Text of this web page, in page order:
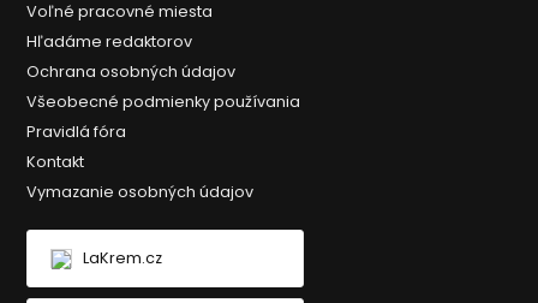
Voľné pracovné miesta
Hľadáme redaktorov
Ochrana osobných údajov
Všeobecné podmienky používania
Pravidlá fóra
Kontakt
Vymazanie osobných údajov
LaKrem.cz